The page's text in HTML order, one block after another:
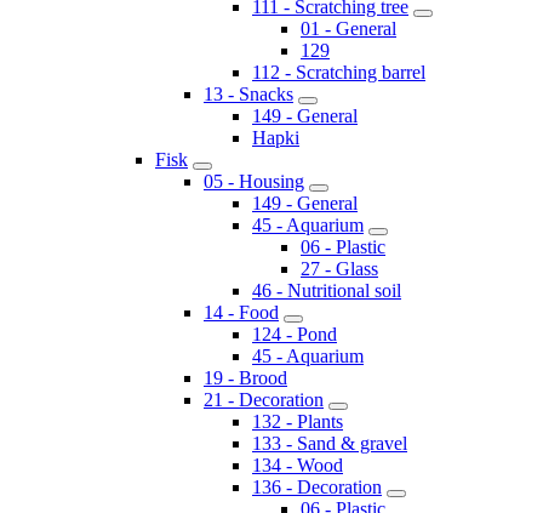
111 - Scratching tree
01 - General
129
112 - Scratching barrel
13 - Snacks
149 - General
Hapki
Fisk
05 - Housing
149 - General
45 - Aquarium
06 - Plastic
27 - Glass
46 - Nutritional soil
14 - Food
124 - Pond
45 - Aquarium
19 - Brood
21 - Decoration
132 - Plants
133 - Sand & gravel
134 - Wood
136 - Decoration
06 - Plastic